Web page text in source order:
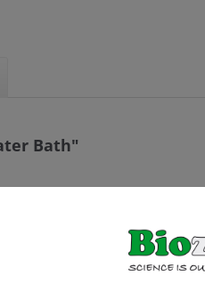
Bath"
in Schritten von 0.1
Kalibrierung im Labor